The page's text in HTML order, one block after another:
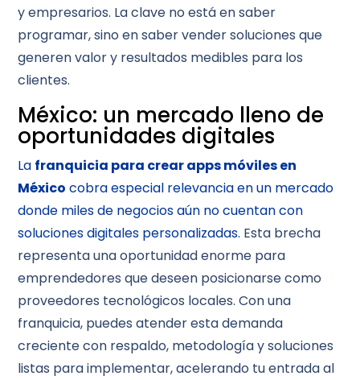
y empresarios. La clave no está en saber
programar, sino en saber vender soluciones que
generen valor y resultados medibles para los
clientes.
México: un mercado lleno de
oportunidades digitales
La franquicia para crear apps móviles en
México cobra especial relevancia en un mercado
donde miles de negocios aún no cuentan con
soluciones digitales personalizadas. Esta brecha
representa una oportunidad enorme para
emprendedores que deseen posicionarse como
proveedores tecnológicos locales. Con una
franquicia, puedes atender esta demanda
creciente con respaldo, metodología y soluciones
listas para implementar, acelerando tu entrada al